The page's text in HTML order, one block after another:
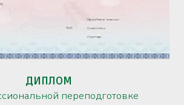
ДИПЛОМ
переподготовке